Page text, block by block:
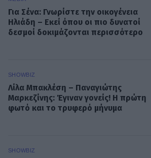
Για Σένα: Γνωρίστε την οικογένεια
Ηλιάδη – Εκεί όπου οι πιο δυνατοί
δεσμοί δοκιμάζονται περισσότερο
SHOWBIZ
Λίλα Μπακλέση – Παναγιώτης
Μαρκεζίνης: Έγιναν γονείς! Η πρώτη
φωτό και το τρυφερό μήνυμα
SHOWBIZ